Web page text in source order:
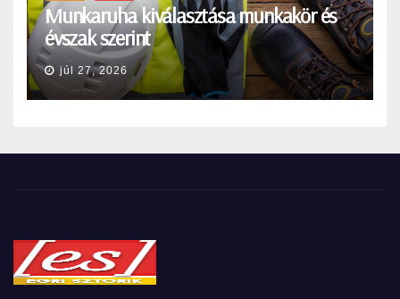
Munkaruha kiválasztása munkakör és
évszak szerint
júl 27, 2026